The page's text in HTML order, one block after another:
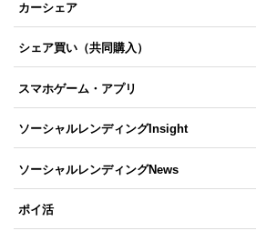
カーシェア
シェア買い（共同購入）
スマホゲーム・アプリ
ソーシャルレンディングInsight
ソーシャルレンディングNews
ポイ活